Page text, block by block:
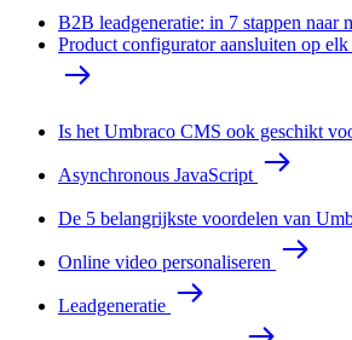
B2B leadgeneratie: in 7 stappen naar
Product configurator aansluiten op
Is het Umbraco CMS ook geschikt
Asynchronous JavaScript
De 5 belangrijkste voordelen van
Online video personaliseren
Leadgeneratie